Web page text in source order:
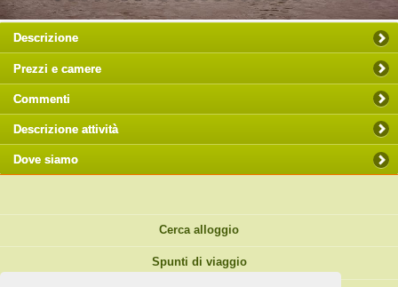
Descrizione
Prezzi e camere
Commenti
Descrizione attività
Dove siamo
Cerca alloggio
Spunti di viaggio